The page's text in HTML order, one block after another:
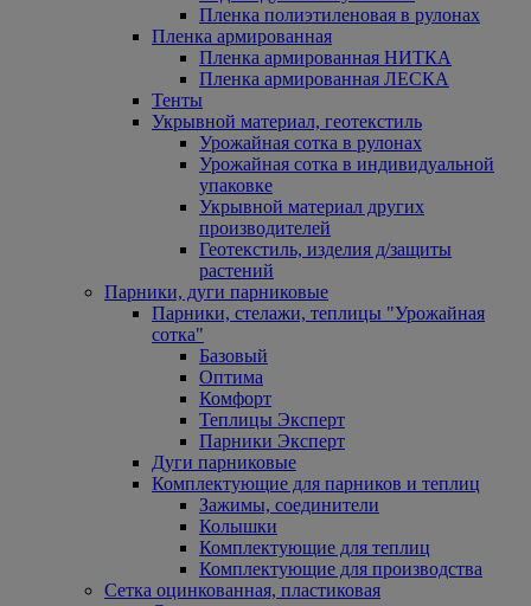
Пленка полиэтиленовая в рулонах
Пленка армированная
Пленка армированная НИТКА
Пленка армированная ЛЕСКА
Тенты
Укрывной материал, геотекстиль
Урожайная сотка в рулонах
Урожайная сотка в индивидуальной
упаковке
Укрывной материал других
производителей
Геотекстиль, изделия д/защиты
растений
Парники, дуги парниковые
Парники, стелажи, теплицы "Урожайная
сотка"
Базовый
Оптима
Комфорт
Теплицы Эксперт
Парники Эксперт
Дуги парниковые
Комплектующие для парников и теплиц
Зажимы, соединители
Колышки
Комплектующие для теплиц
Комплектующие для производства
Сетка оцинкованная, пластиковая